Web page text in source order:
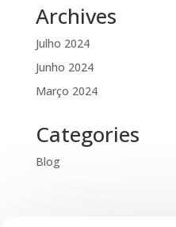
Archives
Julho 2024
Junho 2024
Março 2024
Categories
Blog